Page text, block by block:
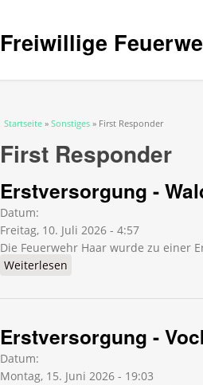
Freiwillige
Sie sind hier
Startseite » Sonstiges » First Responder
First Responder
Erstversorgung -
Datum:
Freitag, 10. Juli 2026 - 4:57
Die Feuerwehr Haar wurde zu einer
Weiterlesen
Erstversorgung -
Datum:
Montag, 15. Juni 2026 - 19:03